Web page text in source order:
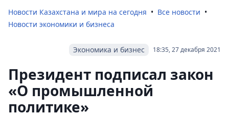
Новости Казахстана и мира на сегодня
Все новости
Новости экономики и бизнеса
18:35, 27 декабря 2021
Экономика и бизнес
Президент подписал закон
«О промышленной
политике»